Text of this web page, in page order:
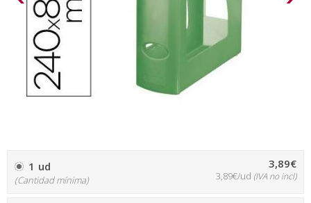
1 ud
(Cantidad mínima)
3,89€
3,89€/ud (IVA no incl)